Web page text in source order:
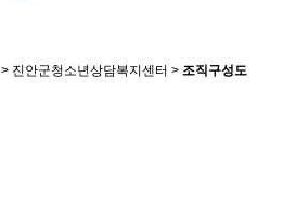
> 진안군청소년상담복지센터 > 조직구성도